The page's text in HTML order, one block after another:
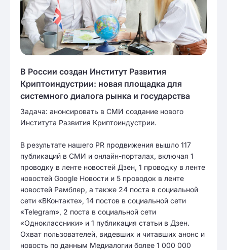
В России создан Институт Развития
Криптоиндустрии: новая площадка для
системного диалога рынка и государства
Задача: анонсировать в СМИ создание нового
Института Развития Криптоиндустрии.
В результате нашего PR продвижения вышло 117
публикаций в СМИ и онлайн-порталах, включая 1
проводку в ленте новостей Дзен, 1 проводку в ленте
новостей Google Новости и 5 проводок в ленте
новостей Рамблер, а также 24 поста в социальной
сети «ВКонтакте», 14 постов в социальной сети
«Telegram», 2 поста в социальной сети
«Одноклассники» и 1 публикация статьи в Дзен.
Охват пользователей, видевших и читавших анонс и
новость по данным Медиалогии более 1 000 000